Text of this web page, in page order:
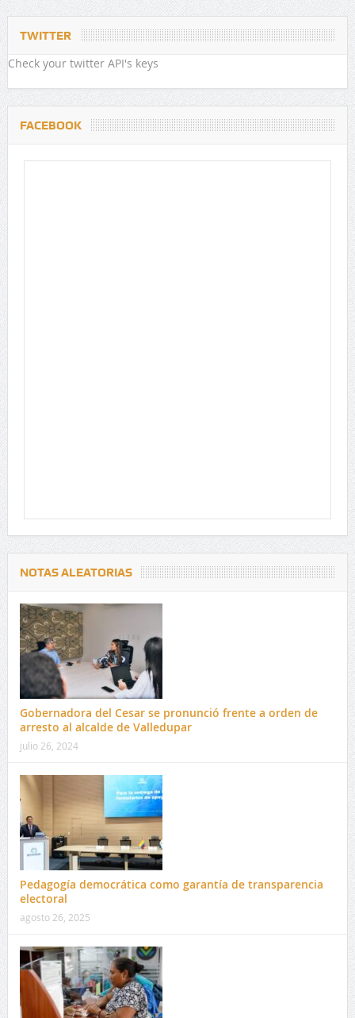
TWITTER
Check your twitter API's keys
FACEBOOK
NOTAS ALEATORIAS
Gobernadora del Cesar se pronunció frente a orden de
arresto al alcalde de Valledupar
julio 26, 2024
Pedagogía democrática como garantía de transparencia
electoral
agosto 26, 2025